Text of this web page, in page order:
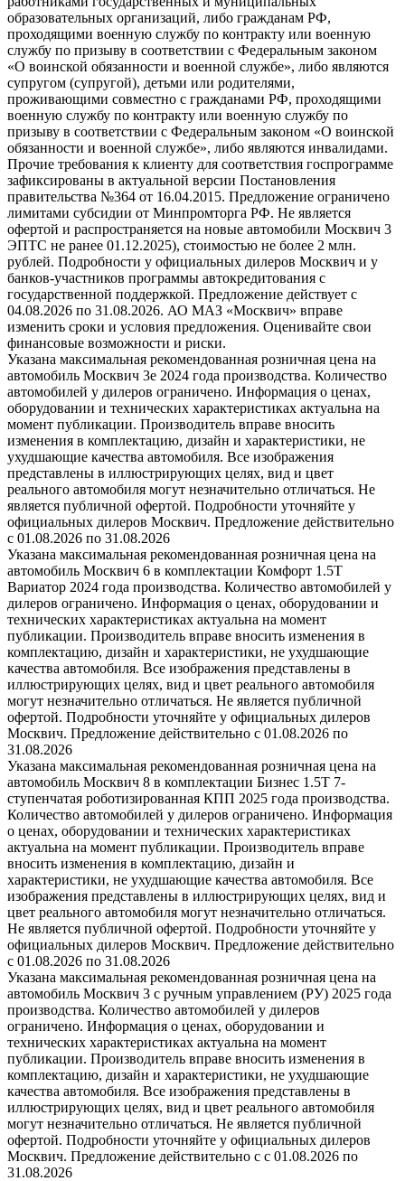
образовательных организаций, либо гражданам РФ,
проходящими военную службу по контракту или военную
службу по призыву в соответствии с Федеральным законом
«О воинской обязанности и военной службе», либо являются
супругом (супругой), детьми или родителями,
проживающими совместно с гражданами РФ, проходящими
военную службу по контракту или военную службу по
призыву в соответствии с Федеральным законом «О воинской
обязанности и военной службе», либо являются инвалидами.
Прочие требования к клиенту для соответствия госпрограмме
зафиксированы в актуальной версии Постановления
правительства №364 от 16.04.2015. Предложение ограничено
лимитами субсидии от Минпромторга РФ. Не является
офертой и распространяется на новые автомобили Москвич 3
ЭПТС не ранее 01.12.2025), стоимостью не более 2 млн.
рублей. Подробности у официальных дилеров Москвич и у
банков-участников программы автокредитования с
государственной поддержкой. Предложение действует с
04.08.2026 по 31.08.2026. АО МАЗ «Москвич» вправе
изменить сроки и условия предложения. Оценивайте свои
финансовые возможности и риски.
Указана максимальная рекомендованная розничная цена на
автомобиль Москвич 3e 2024 года производства. Количество
автомобилей у дилеров ограничено. Информация о ценах,
оборудовании и технических характеристиках актуальна на
момент публикации. Производитель вправе вносить
изменения в комплектацию, дизайн и характеристики, не
ухудшающие качества автомобиля. Все изображения
представлены в иллюстрирующих целях, вид и цвет
реального автомобиля могут незначительно отличаться. Не
является публичной офертой. Подробности уточняйте у
официальных дилеров Москвич. Предложение действительно
с 01.08.2026 по 31.08.2026
Указана максимальная рекомендованная розничная цена на
автомобиль Москвич 6 в комплектации Комфорт 1.5T
Вариатор 2024 года производства. Количество автомобилей у
дилеров ограничено. Информация о ценах, оборудовании и
технических характеристиках актуальна на момент
публикации. Производитель вправе вносить изменения в
комплектацию, дизайн и характеристики, не ухудшающие
качества автомобиля. Все изображения представлены в
иллюстрирующих целях, вид и цвет реального автомобиля
могут незначительно отличаться. Не является публичной
офертой. Подробности уточняйте у официальных дилеров
Москвич. Предложение действительно с 01.08.2026 по
31.08.2026
Указана максимальная рекомендованная розничная цена на
автомобиль Москвич 8 в комплектации Бизнес 1.5T 7-
ступенчатая роботизированная КПП 2025 года производства.
Количество автомобилей у дилеров ограничено. Информация
о ценах, оборудовании и технических характеристиках
актуальна на момент публикации. Производитель вправе
вносить изменения в комплектацию, дизайн и
характеристики, не ухудшающие качества автомобиля. Все
изображения представлены в иллюстрирующих целях, вид и
цвет реального автомобиля могут незначительно отличаться.
Не является публичной офертой. Подробности уточняйте у
официальных дилеров Москвич. Предложение действительно
с 01.08.2026 по 31.08.2026
Указана максимальная рекомендованная розничная цена на
автомобиль Москвич 3 с ручным управлением (РУ) 2025 года
производства. Количество автомобилей у дилеров
ограничено. Информация о ценах, оборудовании и
технических характеристиках актуальна на момент
публикации. Производитель вправе вносить изменения в
комплектацию, дизайн и характеристики, не ухудшающие
качества автомобиля. Все изображения представлены в
иллюстрирующих целях, вид и цвет реального автомобиля
могут незначительно отличаться. Не является публичной
офертой. Подробности уточняйте у официальных дилеров
Москвич. Предложение действительно с с 01.08.2026 по
31.08.2026